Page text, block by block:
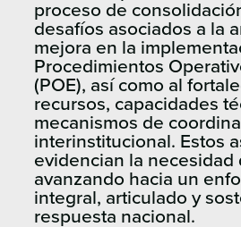
proceso de
desafíos asociados a la
mejora en la
Procedimientos
(POE), así como al
recursos, capacidades
mecanismos de
interinstitucional. Estos
evidencian la necesidad
avanzando hacia un
integral, articulado y
respuesta nacional.